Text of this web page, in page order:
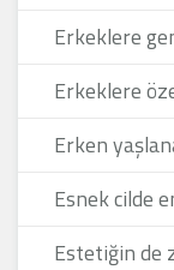
Erkeklere
Erkeklere
Erken
Esnek cilde
Estetiğin de